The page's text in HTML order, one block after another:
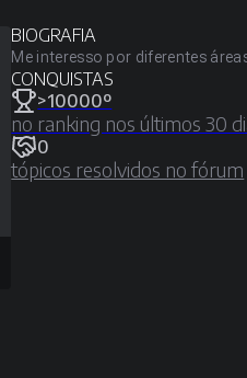
BIOGRAFIA
Me interesso por diferentes
CONQUISTAS
>10000º
no ranking nos últimos 30
0
tópicos resolvidos no fórum